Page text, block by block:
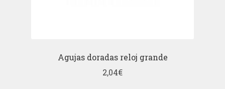
Agujas doradas reloj grande
2,04€